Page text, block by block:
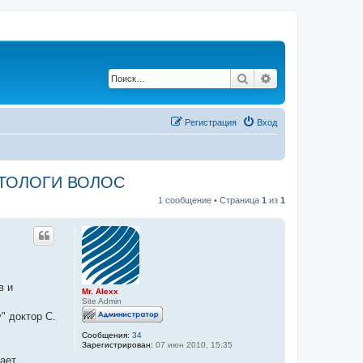
Поиск
Вход
Регистрация
ВОЛОС
1 сообщение • Страница 1 из 1
Mr. Alexx
Site Admin
Сообщения: 34
Зарегистрирован: 07 июн 2010, 15:35
и
доктор С.